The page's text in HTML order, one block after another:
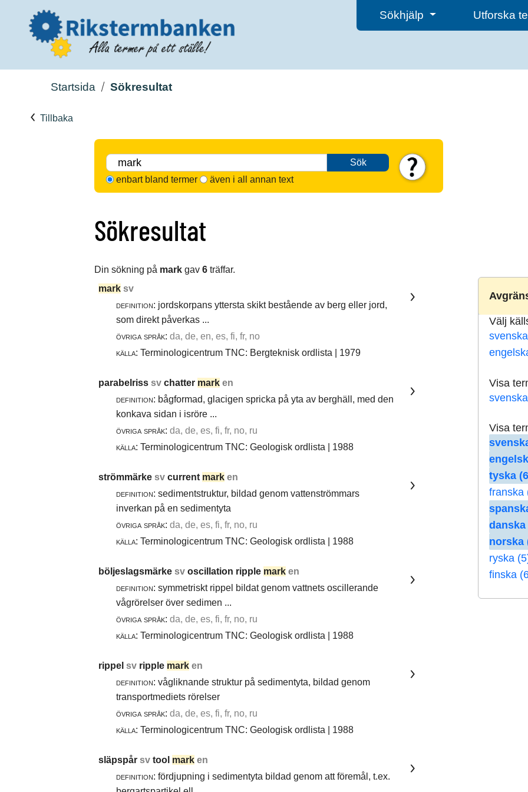
Sökhjälp Utforska
Startsida Sökresultat
Tillbaka
Sök
enbart bland termer
även i all annan text
Sökresultat
Din sökning på mark gav 6 träffar.
Välj
Visa
Visa
tyska
franska
danska
norska
ryska
finska
mark sv
definition: jordskorpans yttersta skikt bestående av berg eller jord,
som direkt påverkas ...
övriga språk: da, de, en, es, fi, fr, no
källa: Terminologicentrum TNC: Bergteknisk ordlista | 1979
parabelriss sv chatter mark en
definition: bågformad, glacigen spricka på yta av berghäll, med den
konkava sidan i isröre ...
övriga språk: da, de, es, fi, fr, no, ru
källa: Terminologicentrum TNC: Geologisk ordlista | 1988
strömmärke sv current mark en
definition: sedimentstruktur, bildad genom vattenströmmars
inverkan på en sedimentyta
övriga språk: da, de, es, fi, fr, no, ru
källa: Terminologicentrum TNC: Geologisk ordlista | 1988
böljeslagsmärke sv oscillation ripple mark en
definition: symmetriskt rippel bildat genom vattnets oscillerande
vågrörelser över sedimen ...
övriga språk: da, de, es, fi, fr, no, ru
källa: Terminologicentrum TNC: Geologisk ordlista | 1988
rippel sv ripple mark en
definition: vågliknande struktur på sedimentyta, bildad genom
transportmediets rörelser
övriga språk: da, de, es, fi, fr, no, ru
källa: Terminologicentrum TNC: Geologisk ordlista | 1988
släpspår sv tool mark en
definition: fördjupning i sedimentyta bildad genom att föremål, t.ex.